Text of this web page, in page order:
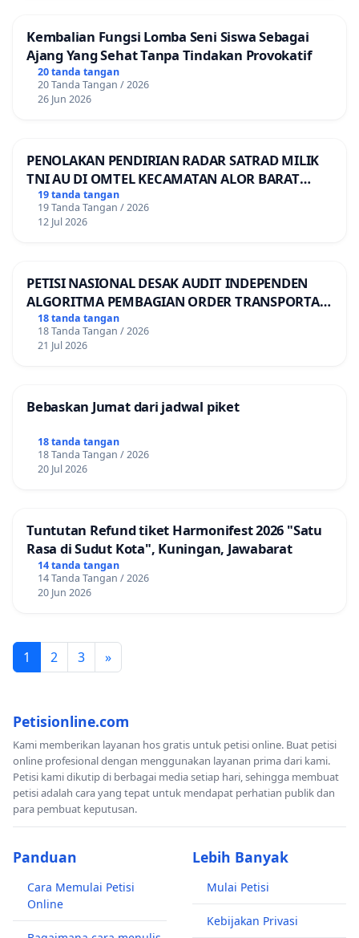
Kembalian Fungsi Lomba Seni Siswa Sebagai
Ajang Yang Sehat Tanpa Tindakan Provokatif
20 tanda tangan
20 Tanda Tangan / 2026
26 Jun 2026
PENOLAKAN PENDIRIAN RADAR SATRAD MILIK
TNI AU DI OMTEL KECAMATAN ALOR BARAT
LAUT, KABUPATEN ALOR
19 tanda tangan
19 Tanda Tangan / 2026
12 Jul 2026
PETISI NASIONAL DESAK AUDIT INDEPENDEN
ALGORITMA PEMBAGIAN ORDER TRANSPORTASI
ONLINE
18 tanda tangan
18 Tanda Tangan / 2026
21 Jul 2026
Bebaskan Jumat dari jadwal piket
18 tanda tangan
18 Tanda Tangan / 2026
20 Jul 2026
Tuntutan Refund tiket Harmonifest 2026 "Satu
Rasa di Sudut Kota", Kuningan, Jawabarat
14 tanda tangan
14 Tanda Tangan / 2026
20 Jun 2026
1 2 3 »
Petisionline.com
Kami memberikan layanan hos gratis untuk petisi online. Buat petisi
online profesional dengan menggunakan layanan prima dari kami.
Petisi kami dikutip di berbagai media setiap hari, sehingga membuat
petisi adalah cara yang tepat untuk mendapat perhatian publik dan
para pembuat keputusan.
Panduan
Cara Memulai Petisi
Online
Lebih Banyak
Mulai Petisi
Kebijakan Privasi